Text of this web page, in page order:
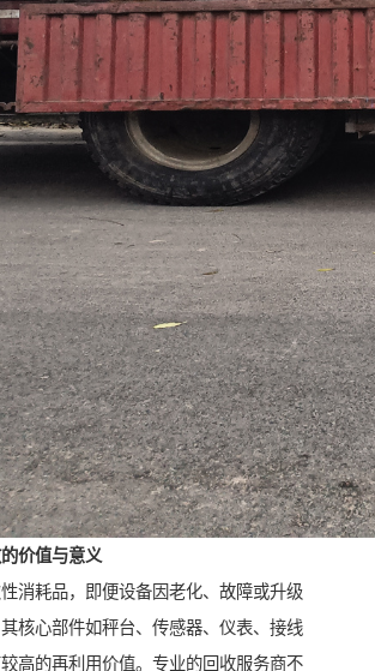
价值与意义
消耗品，即便设备因老化、故障或升级
核心部件如秤台、传感器、仪表、接线
高的再利用价值。专业的回收服务商不